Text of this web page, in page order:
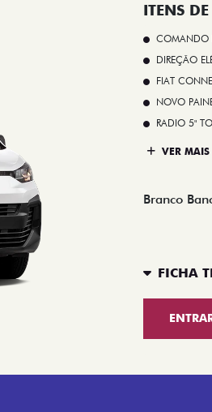
ITENS DE
COMANDO
DIREÇÃO
FIAT
NOVO
RADIO 5"
VER MAIS
Branco
FICHA